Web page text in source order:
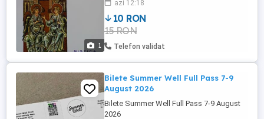
1
(Germania, secolele XIII si XIV).
azi 12:18
10 RON
15 RON
Telefon validat
Bilete Summer Well Full Pass 7-9
August 2026
Bilete Summer Well Full Pass 7-9 August
2026